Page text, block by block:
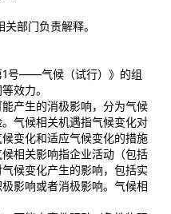
部门负责解释。
1号——气候（试行）》的组
效力。
产生的消极影响，分为气候
气候相关机遇指气候变化对
变化和适应气候变化的措施
相关影响指企业活动（包括
候变化产生的影响，包括实
影响或者消极影响。气候相